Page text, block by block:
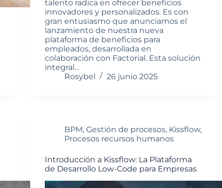
talento radica en ofrecer beneficios
innovadores y personalizados. Es con
gran entusiasmo que anunciamos el
lanzamiento de nuestra nueva
plataforma de beneficios para
empleados, desarrollada en
colaboración con Factorial. Esta solución
integral…
Rosybel
26 junio 2025
BPM,Gestión de procesos, Kissflow,
Procesos recursos humanos
Introducción a Kissflow: La Plataforma
de Desarrollo Low-Code para Empresas